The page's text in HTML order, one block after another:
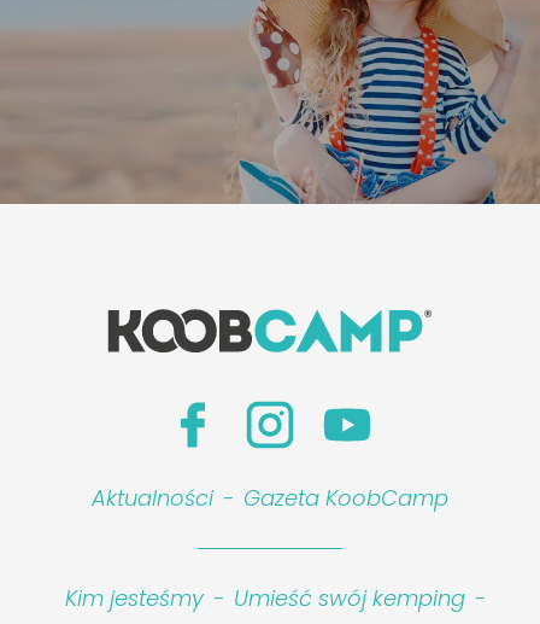
Aktualności - Gazeta KoobCamp
Kim jesteśmy - Umieść swój kemping -